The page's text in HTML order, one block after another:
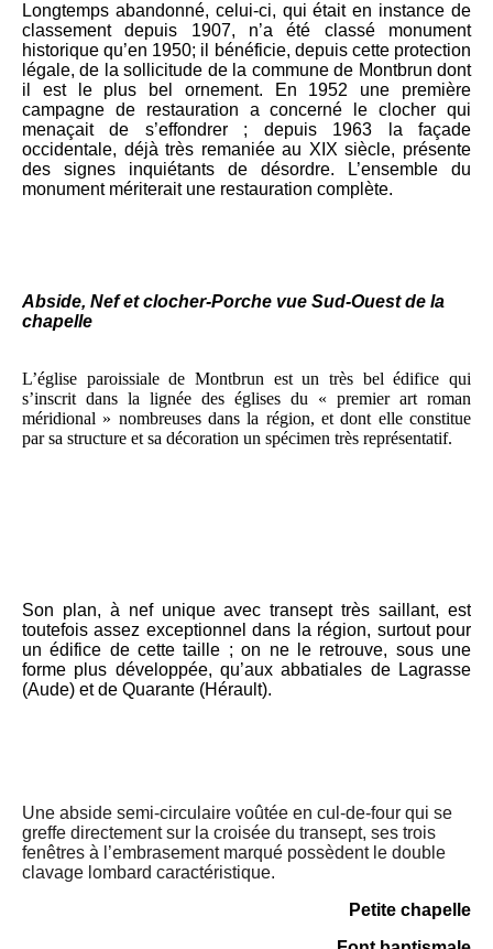
Longtemps abandonné, celui-ci, qui était en instance de
classement depuis 1907, n’a été classé monument
historique qu’en 1950; il bénéficie, depuis cette protection
légale, de la sollicitude de la commune de Montbrun dont
il est le plus bel ornement. En 1952 une première
campagne de restauration a concerné le clocher qui
menaçait de s’effondrer ; depuis 1963 la façade
occidentale, déjà très remaniée au XIX siècle, présente
des signes inquiétants de désordre. L’ensemble du
monument mériterait une restauration complète.
Abside, Nef et clocher-Porche vue Sud-Ouest de la
chapelle
L’église paroissiale de Montbrun est un très bel édifice qui
s’inscrit dans la lignée des églises du « premier art roman
méridional » nombreuses dans la région, et dont elle constitue
par sa structure et sa décoration un spécimen très représentatif.
Son plan, à nef unique avec transept très saillant, est
toutefois assez exceptionnel dans la région, surtout pour
un édifice de cette taille ; on ne le retrouve, sous une
forme plus développée, qu’aux abbatiales de Lagrasse
(Aude) et de Quarante (Hérault).
Une abside semi-circulaire voûtée en cul-de-four qui se
greffe directement sur la croisée du transept, ses trois
fenêtres à l’embrasement marqué possèdent le double
clavage lombard caractéristique.
Petite chapelle